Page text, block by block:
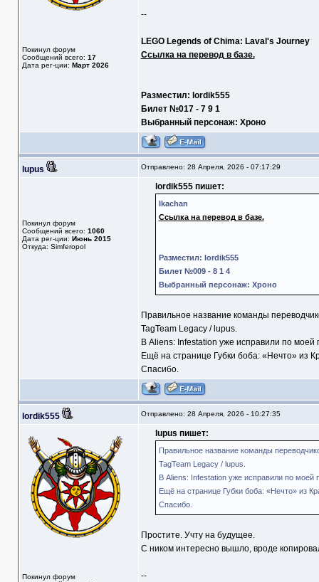
Покинул форум
Сообщений всего: 17
Дата рег-ции: Март 2026
--
LEGO Legends of Chima: Laval's Journey
Ссылка на перевод в базе.
Разместил: lordik555
Билет №017 - 7 9 1
Выбранный персонаж: Хроно
lupus Отправлено: 28 Апреля, 2026 - 07:17:29
Покинул форум
Сообщений всего: 1060
Дата рег-ции: Июнь 2015
Откуда: Simferopol
lordik555 пишет:
Ikachan
Ссылка на перевод в базе.
Разместил: lordik555
Билет №009 - 8 1 4
Выбранный персонаж: Хроно
Правильное название команды
TagTeam Legacy / lupus.
В Aliens: Infestation уже исправили по моей
Ещё на странице Губки боба: «Нечто» из
Спасибо.
lordik555 Отправлено: 28 Апреля, 2026 - 10:27:35
Покинул форум
lupus пишет:
Правильное название команды
TagTeam Legacy / lupus.
В Aliens: Infestation уже исправили по моей
Ещё на странице Губки боба: «Нечто» из
Спасибо.
Простите. Учту на будущее.
С ником интересно вышло, вроде
--